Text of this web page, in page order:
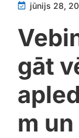
jūnijs 28,
gāt
m